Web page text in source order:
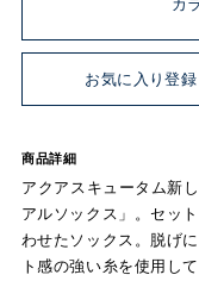
カ
お気に入り登録
商品詳細
アクアスキュータム新
アルソックス」。セッ
わせたソックス。脱げ
ト感の強い糸を使用し